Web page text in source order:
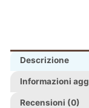
Descrizione
Informazioni
Recensioni (0)